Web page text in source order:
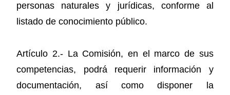
personas naturales y jurídicas, conforme al
listado de conocimiento público.
Artículo 2.- La Comisión, en el marco de sus
competencias, podrá requerir información y
documentación, así como disponer la